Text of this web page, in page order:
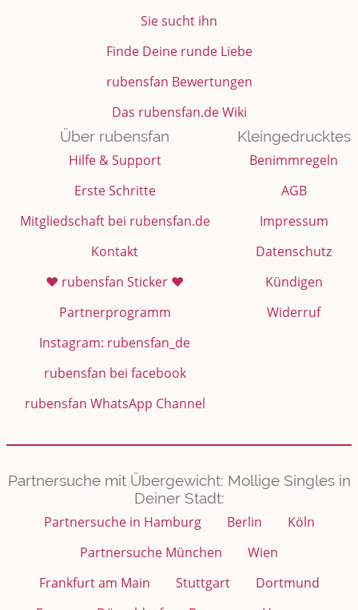
Sie sucht ihn
Finde Deine runde Liebe
rubensfan Bewertungen
Das rubensfan.de Wiki
Über rubensfan
Hilfe & Support
Erste Schritte
Mitgliedschaft bei rubensfan.de
Kontakt
❤️ rubensfan Sticker ❤️
Partnerprogramm
Instagram: rubensfan_de
rubensfan bei facebook
rubensfan WhatsApp Channel
Kleingedrucktes
Benimmregeln
AGB
Impressum
Datenschutz
Kündigen
Widerruf
Partnersuche mit Übergewicht: Mollige Singles in
Deiner Stadt:
Partnersuche in Hamburg
Berlin
Köln
Partnersuche München
Wien
Frankfurt am Main
Stuttgart
Dortmund